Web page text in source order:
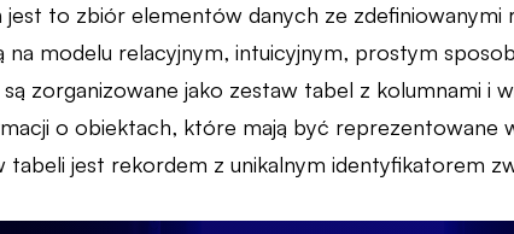
jest to zbiór elementów danych ze zdefiniowanymi
na modelu relacyjnym, intuicyjnym, prostym
zorganizowane jako zestaw tabel z kolumnami i
o obiektach, które mają być reprezentowane
tabeli jest rekordem z unikalnym identyfikatorem